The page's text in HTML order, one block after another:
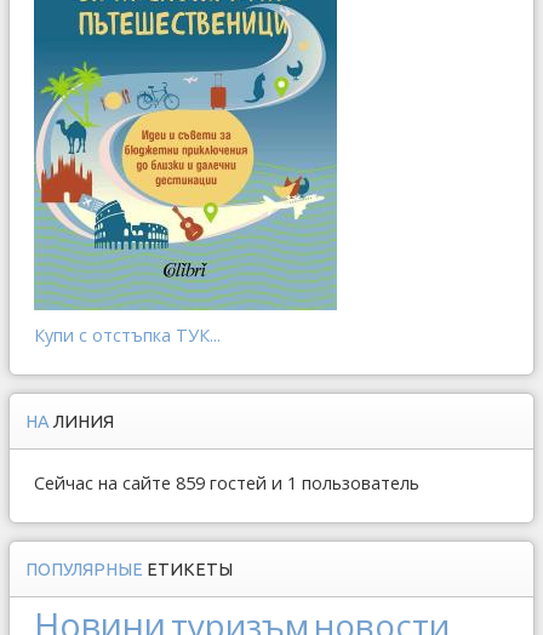
Купи с отстъпка ТУК...
НА ЛИНИЯ
Сейчас на сайте 859 гостей и 1 пользователь
ПОПУЛЯРНЫЕ ЕТИКЕТЫ
Новинитуризъм новости